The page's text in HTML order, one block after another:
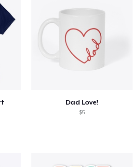
Dad Love!
$5